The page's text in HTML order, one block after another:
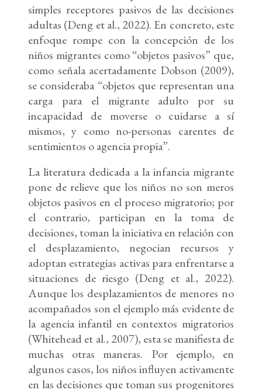
simples receptores pasivos de las decisiones
adultas (Deng et al., 2022). En concreto, este
enfoque rompe con la concepción de los
niños migrantes como “objetos pasivos” que,
como señala acertadamente Dobson (2009),
se consideraba “objetos que representan una
carga para el migrante adulto por su
incapacidad de moverse o cuidarse a sí
mismos, y como no-personas carentes de
sentimientos o agencia propia”.
La literatura dedicada a la infancia migrante
pone de relieve que los niños no son meros
objetos pasivos en el proceso migratorio; por
el contrario, participan en la toma de
decisiones, toman la iniciativa en relación con
el desplazamiento, negocian recursos y
adoptan estrategias activas para enfrentarse a
situaciones de riesgo (Deng et al., 2022).
Aunque los desplazamientos de menores no
acompañados son el ejemplo más evidente de
la agencia infantil en contextos migratorios
(Whitehead et al., 2007), esta se manifiesta de
muchas otras maneras. Por ejemplo, en
algunos casos, los niños influyen activamente
en las decisiones que toman sus progenitores